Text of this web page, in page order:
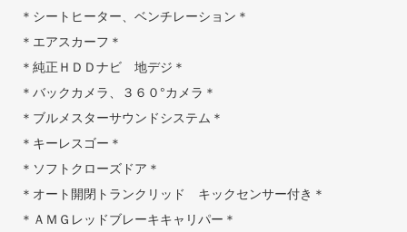
＊シートヒーター、ベンチレーション＊
＊エアスカーフ＊
＊純正ＨＤＤナビ 地デジ＊
＊バックカメラ、３６０°カメラ＊
＊ブルメスターサウンドシステム＊
＊キーレスゴー＊
＊ソフトクローズドア＊
＊オート開閉トランクリッド キックセンサー付き＊
＊ＡＭＧレッドブレーキキャリパー＊